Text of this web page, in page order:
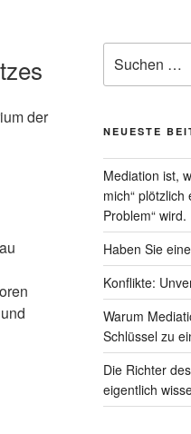
der
nach:
NEUESTE
Mediation ist,
mich“
Problem“ wird.
Haben Sie
Konflikte:
Warum
Schlüssel zu
Die Richter
eigentlich